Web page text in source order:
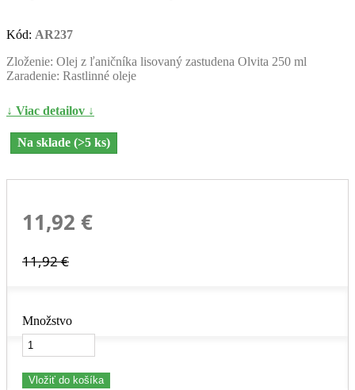
Kód: AR237
Zloženie: Olej z ľaničníka lisovaný zastudena Olvita 250 ml
Zaradenie: Rastlinné oleje
↓ Viac detailov ↓
Na sklade (>5 ks)
11,92 €
11,92 €
Množstvo
Vložiť do košíka